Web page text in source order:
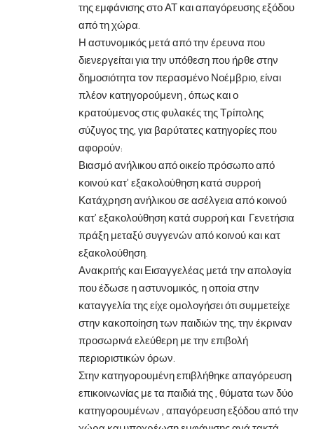
της εμφάνισης στο ΑΤ και απαγόρευσης εξόδου
από τη χώρα.
Η αστυνομικός μετά από την έρευνα που
διενεργείται για την υπόθεση που ήρθε στην
δημοσιότητα τον περασμένο Νοέμβριο, είναι
πλέον κατηγορούμενη , όπως και ο
κρατούμενος στις φυλακές της Τρίπολης
σύζυγος της, για βαρύτατες κατηγορίες που
αφορούν:
Βιασμό ανήλικου από οικείο πρόσωπο από
κοινού κατ’ εξακολούθηση κατά συρροή
Κατάχρηση ανήλικου σε ασέλγεια από κοινού
κατ’ εξακολούθηση κατά συρροή και Γενετήσια
πράξη μεταξύ συγγενών από κοινού και κατ
εξακολούθηση.
Ανακριτής και Εισαγγελέας μετά την απολογία
που έδωσε η αστυνομικός, η οποία στην
καταγγελία της είχε ομολογήσει ότι συμμετείχε
στην κακοποίηση των παιδιών της, την έκριναν
προσωρινά ελεύθερη με την επιβολή
περιοριστικών όρων.
Στην κατηγορουμένη επιβλήθηκε απαγόρευση
επικοινωνίας με τα παιδιά της , θύματα των δύο
κατηγορουμένων , απαγόρευση εξόδου από την